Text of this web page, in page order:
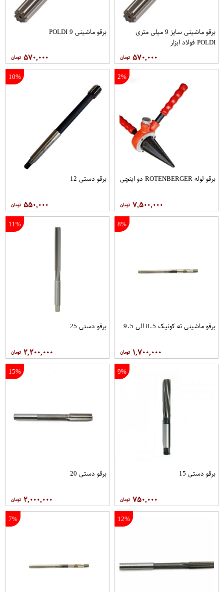
برقو ماشینی سایز 9 میلی متری
POLDI فولاد ابزار
۵۷۰,۰۰۰
برقو ماشینی 9 POLDI
۵۷۰,۰۰۰
2%
برقو لوله ROTENBERGER دو اینچی
۷,۵۰۰,۰۰۰
10%
برقو دستی 12
۵۵۰,۰۰۰
8%
برقو ماشینی ته کونیک 8.5 الی 9.5
۱,۷۰۰,۰۰۰
11%
برقو دستی 25
۲,۲۰۰,۰۰۰
9%
برقو دستی 15
۷۵۰,۰۰۰
15%
برقو دستی 20
۲,۰۰۰,۰۰۰
12%
7%